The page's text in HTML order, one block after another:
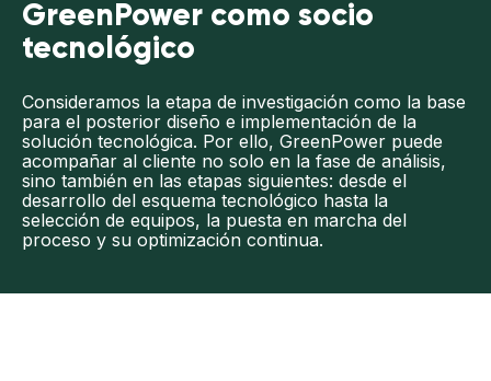
GreenPower como socio
tecnológico
Consideramos la etapa de investigación como la base
para el posterior diseño e implementación de la
solución tecnológica. Por ello, GreenPower puede
acompañar al cliente no solo en la fase de análisis,
sino también en las etapas siguientes: desde el
desarrollo del esquema tecnológico hasta la
selección de equipos, la puesta en marcha del
proceso y su optimización continua.